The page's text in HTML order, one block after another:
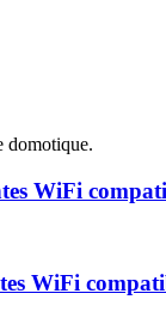
domotique.
WiFi
WiFi